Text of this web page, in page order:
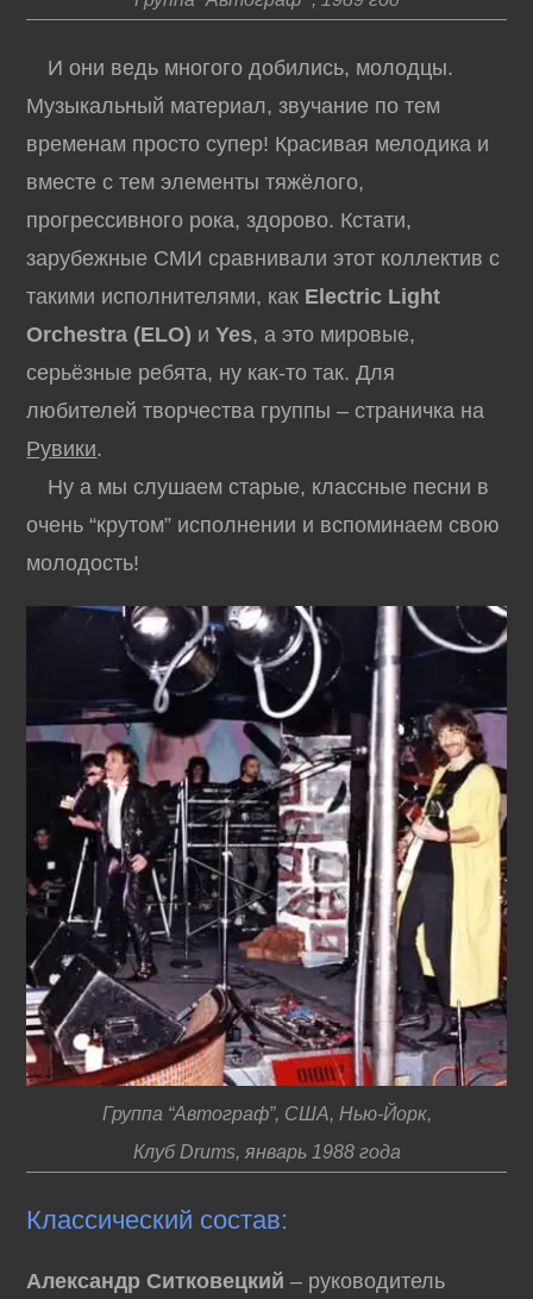
И они ведь многого добились, молодцы.
Музыкальный материал, звучание по тем
временам просто супер! Красивая мелодика и
вместе с тем элементы тяжёлого,
прогрессивного рока, здорово. Кстати,
зарубежные СМИ сравнивали этот коллектив с
такими исполнителями, как Electric Light
Orchestra (ELO) иYes, а это мировые,
серьёзные ребята, ну как-то так. Для
любителей творчества группы – страничка на
Рувики.
Ну а мы слушаем старые, классные песни в
очень “крутом” исполнении и вспоминаем свою
молодость!
Группа “Автограф”, США, Нью-Йорк,
Клуб Drums, январь 1988 года
Классический состав:
Александр Ситковецкий – руководитель